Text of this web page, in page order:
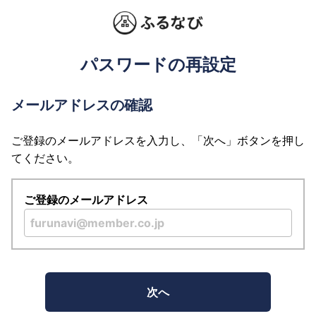
パスワードの再設定
メールアドレスの確認
ご登録のメールアドレスを入力し、「次へ」ボタンを押し
てください。
ご登録のメールアドレス